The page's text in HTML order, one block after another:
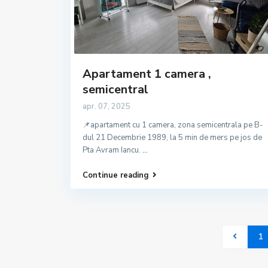
Apartament 1 camera ,
semicentral
apr. 07, 2025
📌apartament cu 1 camera, zona semicentrala pe B-
dul 21 Decembrie 1989, la 5 min de mers pe jos de
Pta Avram Iancu. ...
Continue reading
1